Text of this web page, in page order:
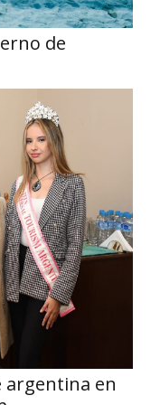
de
argentina en